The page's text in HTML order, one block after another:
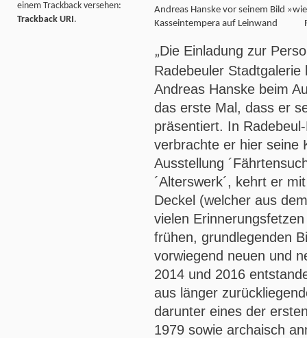
Andreas Hanske vor seinem Bild
Kasseintempera auf Leinwand
„Die Einladung zur
Radebeuler Stadtgalerie
Andreas Hanske beim
das erste Mal, dass er
präsentiert. In
verbrachte er hier seine
Ausstellung
´Alterswerk´, kehrt er
Deckel (welcher aus
vielen
frühen, grundlegenden
vorwiegend neuen und
2014 und 2016
aus länger
darunter eines der
1979 sowie archaisch
einem Trackback versehen:
Trackback URI.